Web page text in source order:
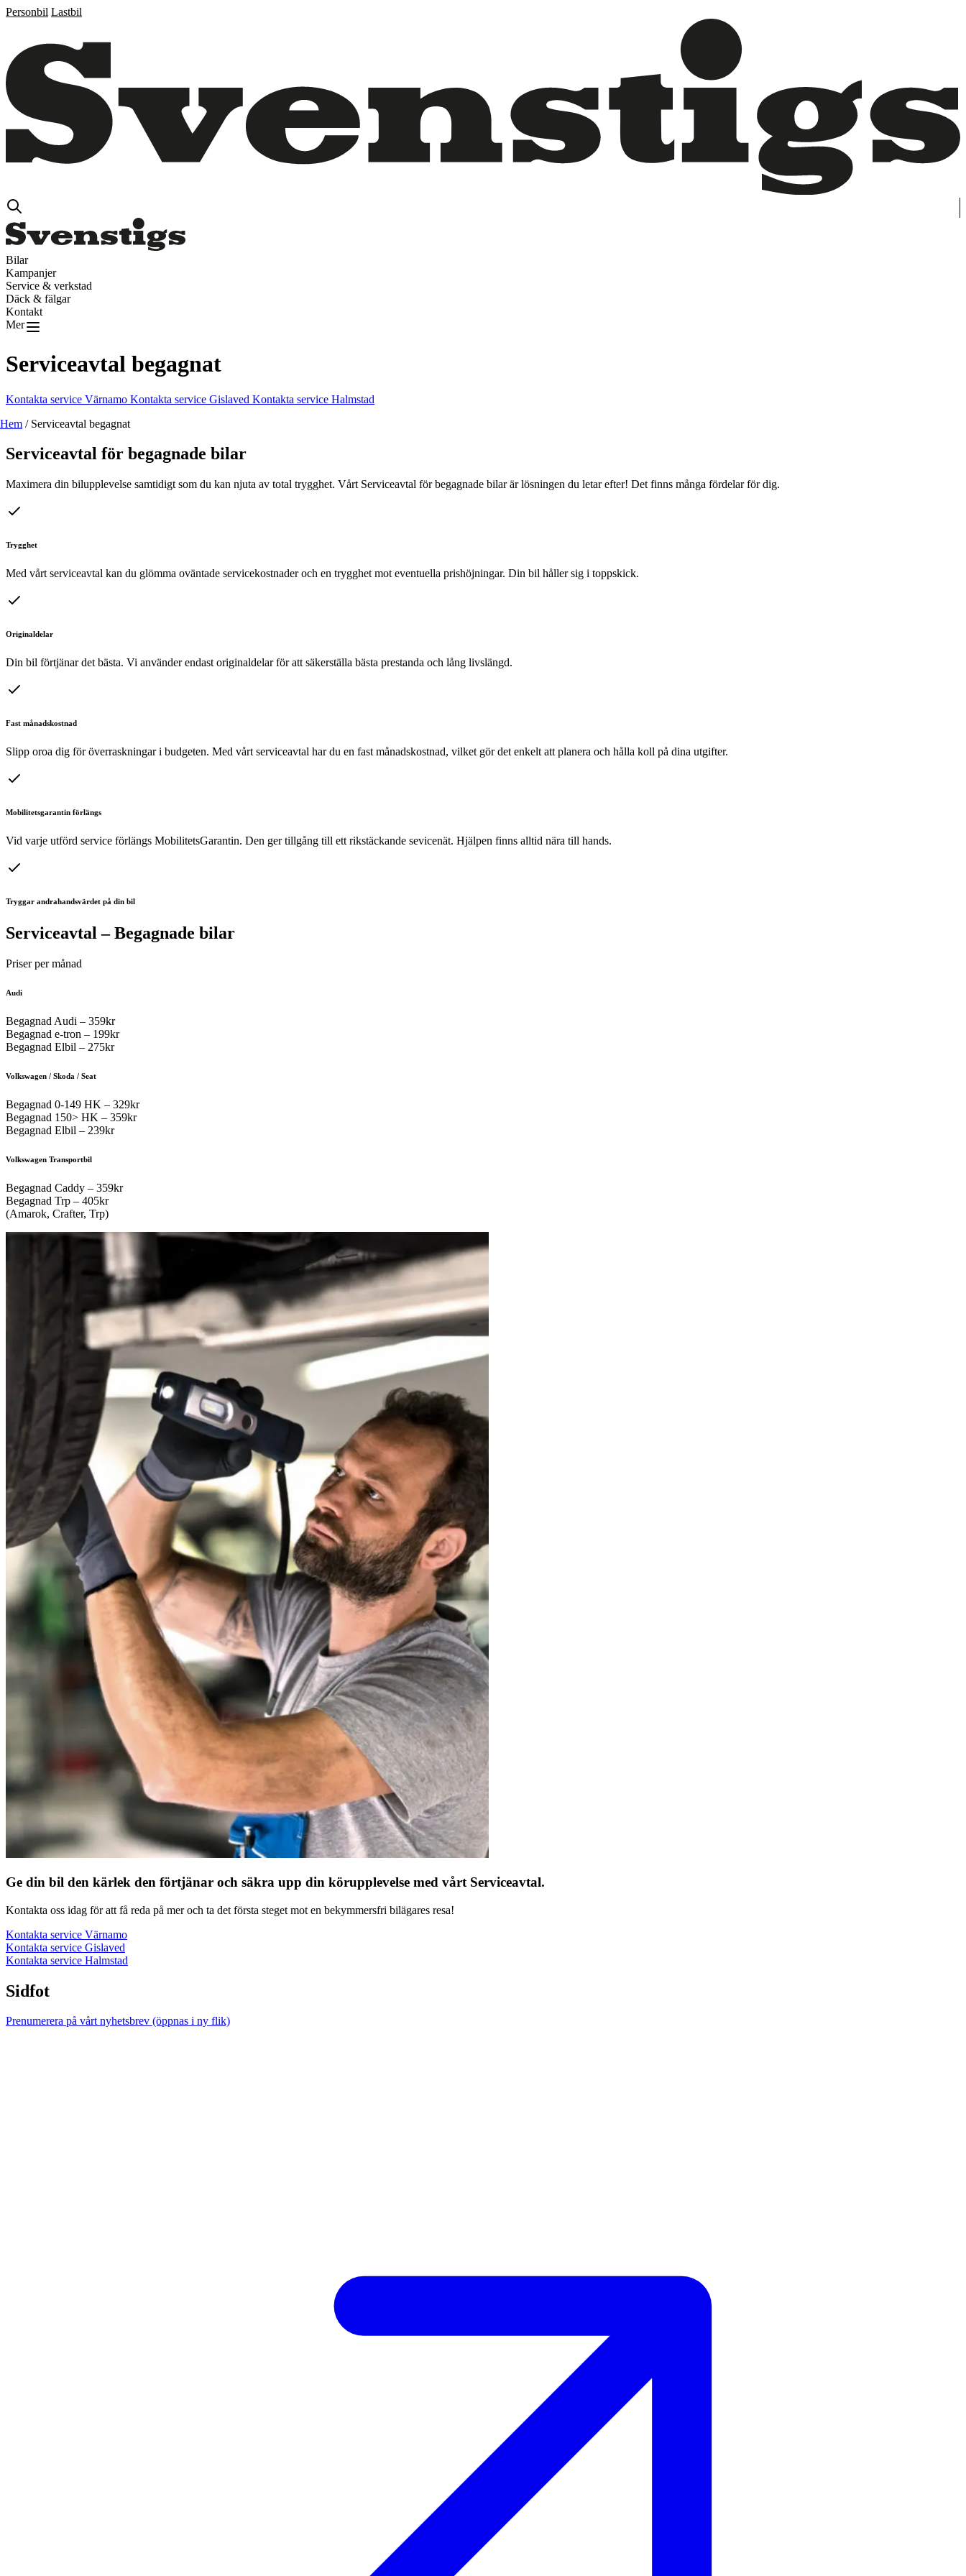
Personbil Lastbil
Bilar
Kampanjer
Service & verkstad
Däck & fälgar
Kontakt
Mer
Serviceavtal begagnat
Kontakta service Värnamo Kontakta service Gislaved Kontakta service Halmstad
Hem / Serviceavtal begagnat
Serviceavtal för begagnade bilar
Maximera din bilupplevelse samtidigt som du kan njuta av total trygghet. Vårt Serviceavtal för begagnade bilar är lösningen du letar efter! Det finns många fördelar för dig.
Trygghet
Med vårt serviceavtal kan du glömma oväntade servicekostnader och en trygghet mot eventuella prishöjningar. Din bil håller sig i toppskick.
Originaldelar
Din bil förtjänar det bästa. Vi använder endast originaldelar för att säkerställa bästa prestanda och lång livslängd.
Fast månadskostnad
Slipp oroa dig för överraskningar i budgeten. Med vårt serviceavtal har du en fast månadskostnad, vilket gör det enkelt att planera och hålla koll på dina utgifter.
Mobilitetsgarantin förlängs
Vid varje utförd service förlängs MobilitetsGarantin. Den ger tillgång till ett rikstäckande sevicenät. Hjälpen finns alltid nära till hands.
Tryggar andrahandsvärdet på din bil
Serviceavtal – Begagnade bilar
Priser per månad
Audi
Begagnad Audi – 359kr
Begagnad e-tron – 199kr
Begagnad Elbil – 275kr
Volkswagen / Skoda / Seat
Begagnad 0-149 HK – 329kr
Begagnad 150> HK – 359kr
Begagnad Elbil – 239kr
Volkswagen Transportbil
Begagnad Caddy – 359kr
Begagnad Trp – 405kr
(Amarok, Crafter, Trp)
Ge din bil den kärlek den förtjänar och säkra upp din körupplevelse med vårt Serviceavtal.
Kontakta oss idag för att få reda på mer och ta det första steget mot en bekymmersfri bilägares resa!
Kontakta service Värnamo
Kontakta service Gislaved
Kontakta service Halmstad
Sidfot
Prenumerera på vårt nyhetsbrev (öppnas i ny flik)